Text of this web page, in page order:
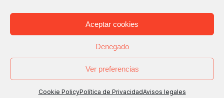
Aceptar cookies
Denegado
Ver preferencias
Cookie PolicyPolítica de PrivacidadAvisos legales
CopyrightM2B TECHNOLOGIES, S.L.2026 - All Rights
Reserved -Avisos legales -Política de Privacidad-